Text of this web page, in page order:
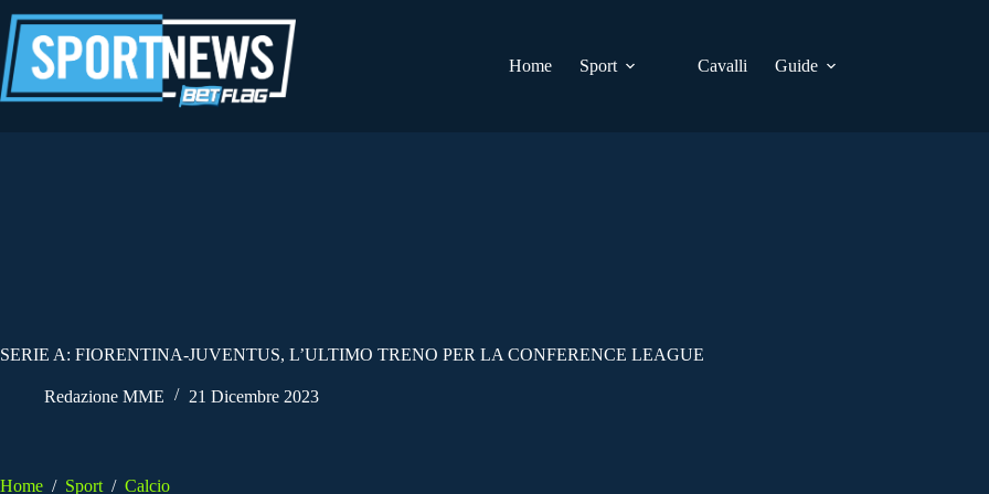
al
contenuto
Home
Sport Cavalli Guide
SERIE A: FIORENTINA-JUVENTUS, L’ULTIMO TRENO PER LA CONFERENCE LEAGUE
Redazione MME 21 Dicembre 2023
Home / Sport / Calcio